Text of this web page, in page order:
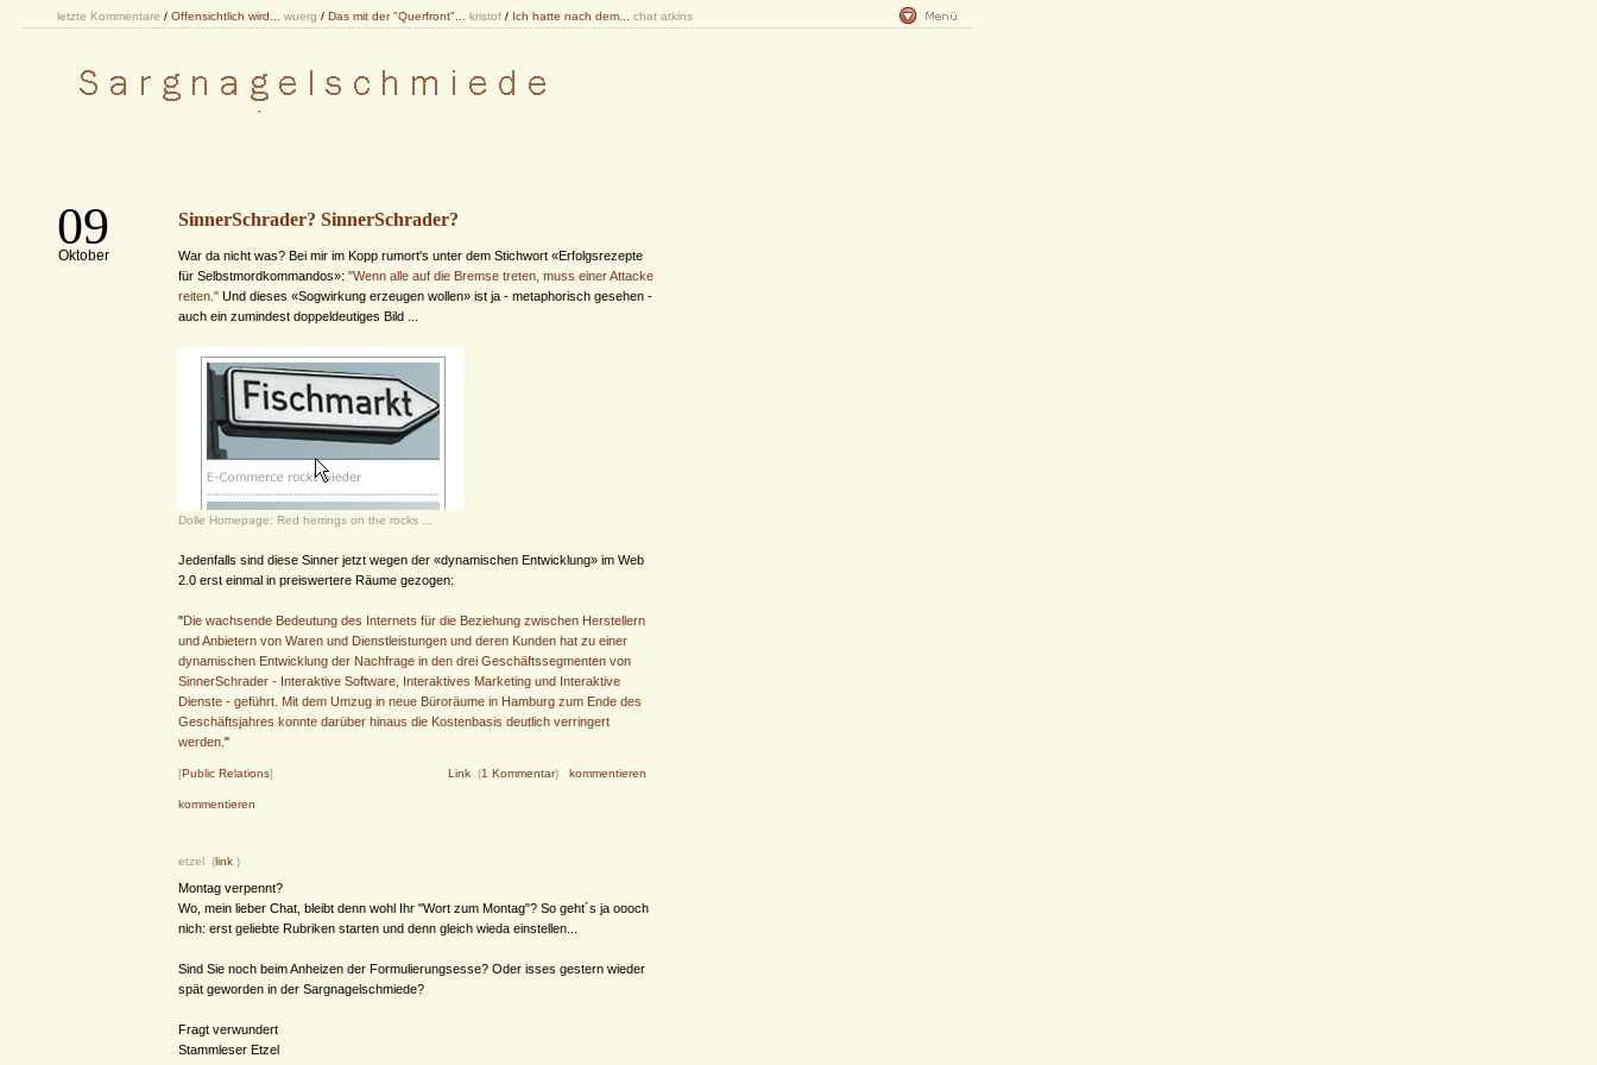
letzte Kommentare / Offensichtlich wird... wuerg / Das mit der "Querfront"... kristof / Ich hatte nach dem... chat atkins
09
Oktober
SinnerSchrader? SinnerSchrader?
War da nicht was? Bei mir im Kopp rumort's unter dem Stichwort «Erfolgsrezepte
für Selbstmordkommandos»: "Wenn alle auf die Bremse treten, muss einer Attacke
reiten." Und dieses «Sogwirkung erzeugen wollen» ist ja - metaphorisch gesehen -
auch ein zumindest doppeldeutiges Bild ...
Dolle Homepage: Red herrings on the rocks ...
Jedenfalls sind diese Sinner jetzt wegen der «dynamischen Entwicklung» im Web
2.0 erst einmal in preiswertere Räume gezogen:
"Die wachsende Bedeutung des Internets für die Beziehung zwischen Herstellern
und Anbietern von Waren und Dienstleistungen und deren Kunden hat zu einer
dynamischen Entwicklung der Nachfrage in den drei Geschäftssegmenten von
SinnerSchrader - Interaktive Software, Interaktives Marketing und Interaktive
Dienste - geführt. Mit dem Umzug in neue Büroräume in Hamburg zum Ende des
Geschäftsjahres konnte darüber hinaus die Kostenbasis deutlich verringert
werden. "
[Public Relations] Link (1 Kommentar) kommentieren
kommentieren
etzel (link )
Montag verpennt?
Wo, mein lieber Chat, bleibt denn wohl Ihr "Wort zum Montag"? So geht´s ja oooch
nich: erst geliebte Rubriken starten und denn gleich wieda einstellen...
Sind Sie noch beim Anheizen der Formulierungsesse? Oder isses gestern wieder
spät geworden in der Sargnagelschmiede?
Fragt verwundert
Stammleser Etzel